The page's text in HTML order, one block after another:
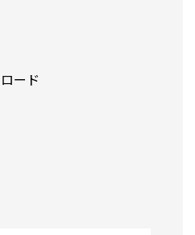
ード